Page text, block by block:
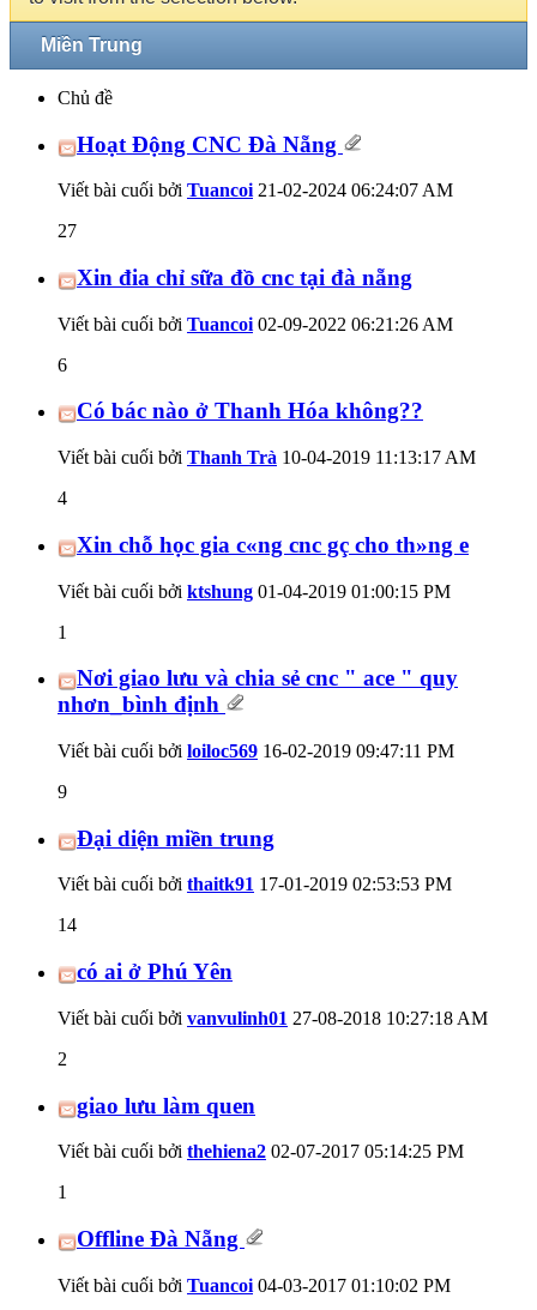
Miền Trung
Chủ đề
Hoạt Động CNC Đà Nẵng
Viết bài cuối bởi Tuancoi 21-02-2024 06:24:07 AM
27
Xin đia chỉ sữa đồ cnc tại đà nẵng
Viết bài cuối bởi Tuancoi 02-09-2022 06:21:26 AM
6
Có bác nào ở Thanh Hóa không??
Viết bài cuối bởi Thanh Trà 10-04-2019 11:13:17 AM
4
Xin chỗ học gia c«ng cnc gç cho th»ng e
Viết bài cuối bởi ktshung 01-04-2019 01:00:15 PM
1
Nơi giao lưu và chia sẻ cnc " ace " quy
nhơn_bình định
Viết bài cuối bởi loiloc569 16-02-2019 09:47:11 PM
9
Đại diện miền trung
Viết bài cuối bởi thaitk91 17-01-2019 02:53:53 PM
14
có ai ở Phú Yên
Viết bài cuối bởi vanvulinh01 27-08-2018 10:27:18 AM
2
giao lưu làm quen
Viết bài cuối bởi thehiena2 02-07-2017 05:14:25 PM
1
Offline Đà Nẵng
Viết bài cuối bởi Tuancoi 04-03-2017 01:10:02 PM